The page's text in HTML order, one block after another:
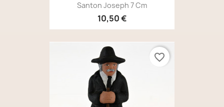
Santon Joseph 7 Cm
10,50 €
favorite_border